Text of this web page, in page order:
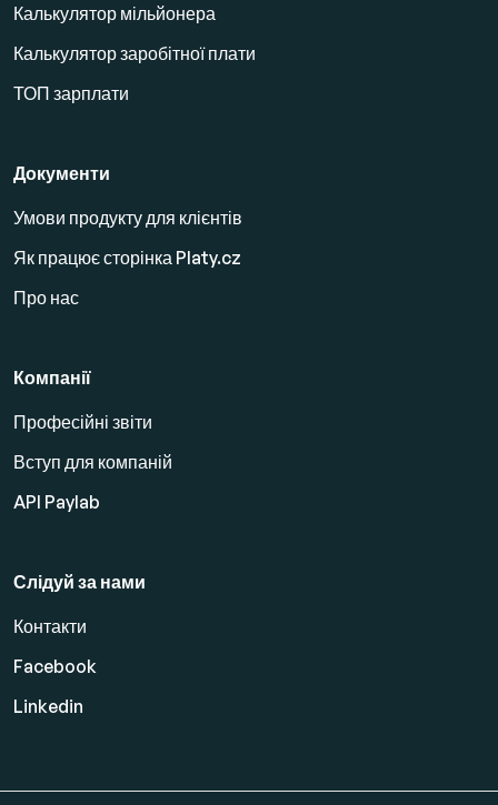
Калькулятор мільйонера
Калькулятор заробітної плати
ТОП зарплати
Документи
Умови продукту для клієнтів
Як працює сторінка Platy.cz
Про нас
Компанії
Професійні звіти
Вступ для компаній
API Paylab
Слідуй за нами
Контакти
Facebook
Linkedin